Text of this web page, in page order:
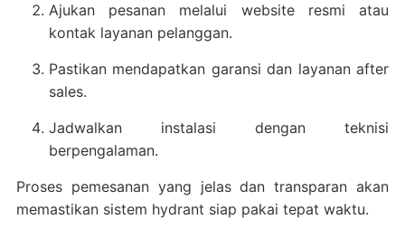
Ajukan pesanan melalui website resmi atau
kontak layanan pelanggan.
Pastikan mendapatkan garansi dan layanan after
sales.
Jadwalkan instalasi dengan teknisi
berpengalaman.
Proses pemesanan yang jelas dan transparan akan
memastikan sistem hydrant siap pakai tepat waktu.